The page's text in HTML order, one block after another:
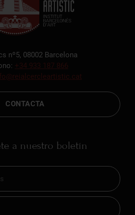
nº5, 08002 Barcelona
+34 933 187 866
CONTACTA
a nuestro boletín